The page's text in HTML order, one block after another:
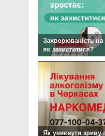
Захворюваність на
як захиститися?
Як уникнути зриву